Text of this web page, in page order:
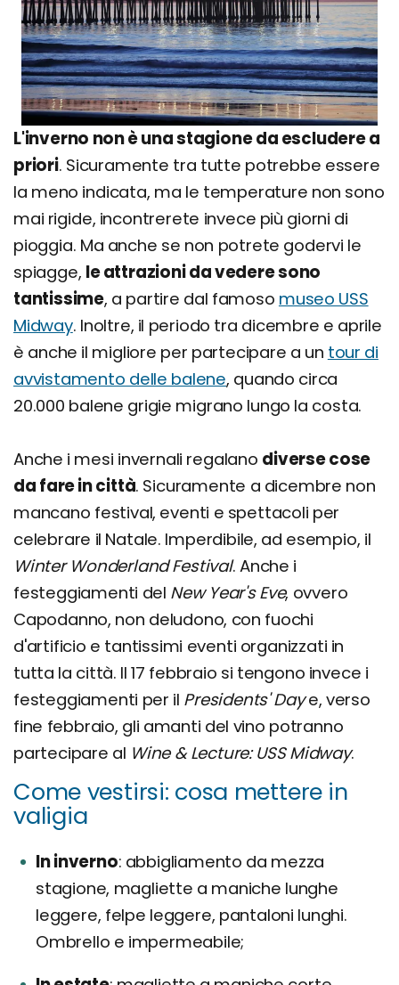
L'inverno non è una stagione da escludere a
priori. Sicuramente tra tutte potrebbe essere
la meno indicata, ma le temperature non sono
mai rigide, incontrerete invece più giorni di
pioggia. Ma anche se non potrete godervi le
spiagge, le attrazioni da vedere sono
tantissime, a partire dal famoso museo USS
Midway. Inoltre, il periodo tra dicembre e aprile
è anche il migliore per partecipare a un tour di
avvistamento delle balene, quando circa
20.000 balene grigie migrano lungo la costa.
Anche i mesi invernali regalano diverse cose
da fare in città. Sicuramente a dicembre non
mancano festival, eventi e spettacoli per
celebrare il Natale. Imperdibile, ad esempio, il
Winter Wonderland Festival. Anche i
festeggiamenti del New Year's Eve, ovvero
Capodanno, non deludono, con fuochi
d'artificio e tantissimi eventi organizzati in
tutta la città. Il 17 febbraio si tengono invece i
festeggiamenti per il Presidents' Daye, verso
fine febbraio, gli amanti del vino potranno
partecipare al Wine & Lecture: USS Midway.
Come vestirsi: cosa mettere in
valigia
In inverno abbigliamento da mezza
stagione, magliette a maniche lunghe
leggere, felpe leggere, pantaloni lunghi.
Ombrello e impermeabile;